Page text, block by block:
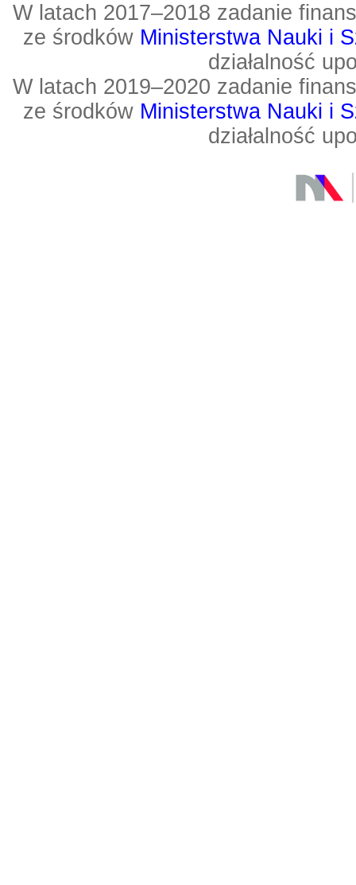
W latach 2017–2018 zadanie
ze środków Ministerstwa Nauki i
działalność
W latach 2019–2020 zadanie
ze środków Ministerstwa Nauki i
działalność